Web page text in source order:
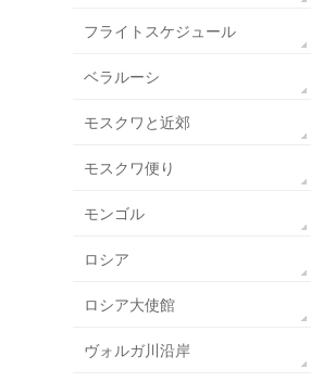
フライトスケジュール
ベラルーシ
モスクワと近郊
モスクワ便り
モンゴル
ロシア
ロシア大使館
ヴォルガ川沿岸